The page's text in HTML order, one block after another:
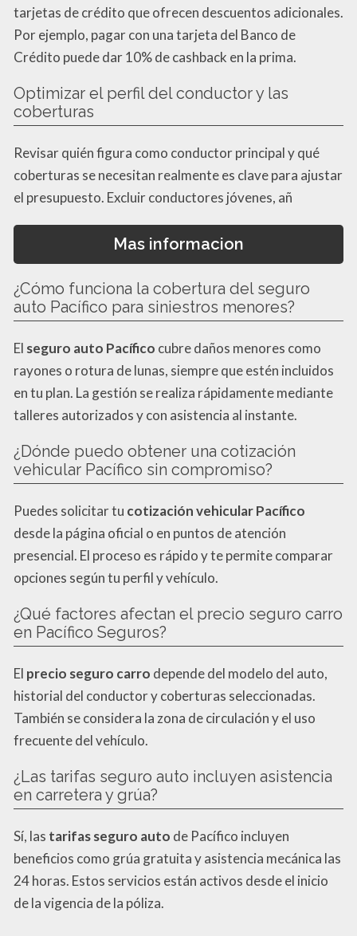
tarjetas de crédito que ofrecen descuentos adicionales.
Por ejemplo, pagar con una tarjeta del Banco de
Crédito puede dar 10% de cashback en la prima.
Optimizar el perfil del conductor y las
coberturas
Revisar quién figura como conductor principal y qué
coberturas se necesitan realmente es clave para ajustar
el presupuesto. Excluir conductores jóvenes, añ
Mas informacion
¿Cómo funciona la cobertura del seguro
auto Pacífico para siniestros menores?
El seguro auto Pacífico cubre daños menores como
rayones o rotura de lunas, siempre que estén incluidos
en tu plan. La gestión se realiza rápidamente mediante
talleres autorizados y con asistencia al instante.
¿Dónde puedo obtener una cotización
vehicular Pacífico sin compromiso?
Puedes solicitar tu cotización vehicular Pacífico
desde la página oficial o en puntos de atención
presencial. El proceso es rápido y te permite comparar
opciones según tu perfil y vehículo.
¿Qué factores afectan el precio seguro carro
en Pacífico Seguros?
El precio seguro carro depende del modelo del auto,
historial del conductor y coberturas seleccionadas.
También se considera la zona de circulación y el uso
frecuente del vehículo.
¿Las tarifas seguro auto incluyen asistencia
en carretera y grúa?
Sí, las tarifas seguro auto de Pacífico incluyen
beneficios como grúa gratuita y asistencia mecánica las
24 horas. Estos servicios están activos desde el inicio
de la vigencia de la póliza.